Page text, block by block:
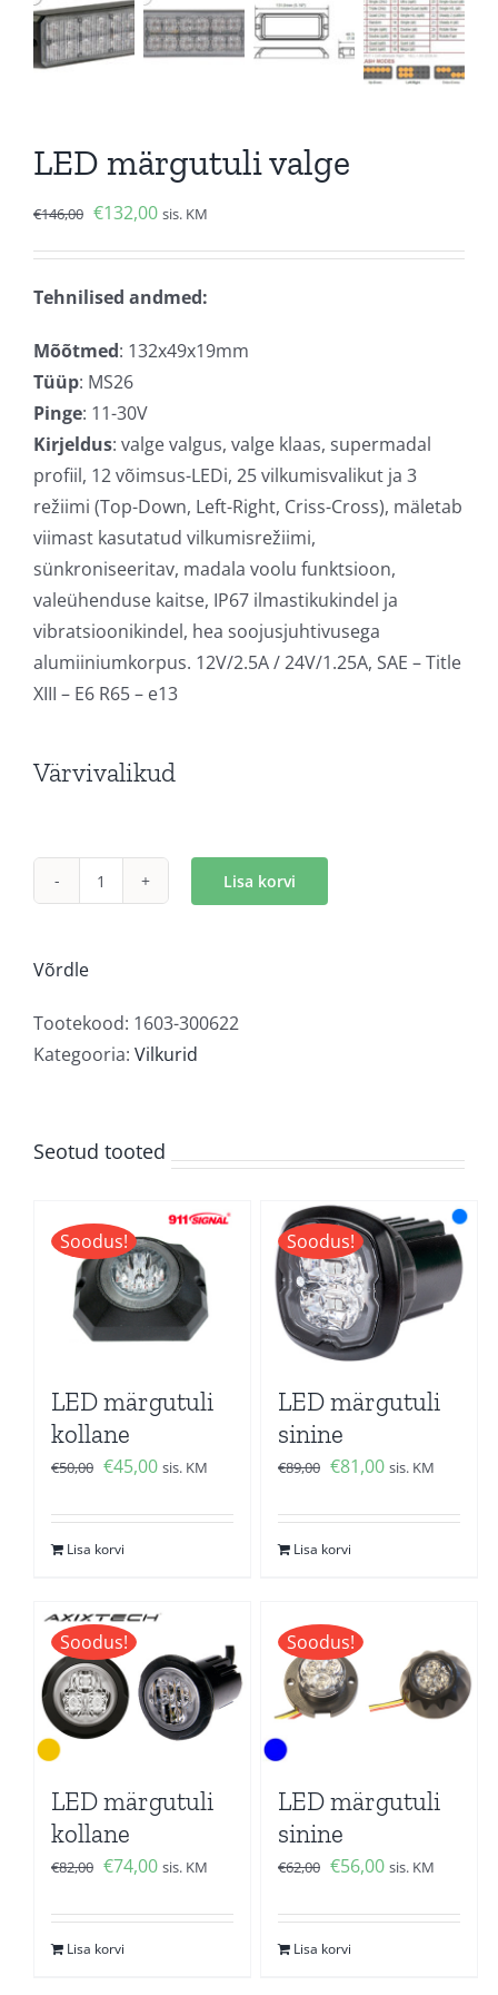
LED märgutuli valge
€146,00 Algne
€146,00.
€132,00Current
€132,00.
sis. KM
Tehnilised andmed:
Mõõtmed: 132x49x19mm
Tüüp: MS26
Pinge: 11-30V
Kirjeldus: valge valgus, valge klaas, supermadal
profiil, 12 võimsus-LEDi, 25 vilkumisvalikut ja 3
režiimi (Top-Down, Left-Right, Criss-Cross), mäletab
viimast kasutatud vilkumisrežiimi,
sünkroniseeritav, madala voolu funktsioon,
valeühenduse kaitse, IP67 ilmastikukindel ja
vibratsioonikindel, hea soojusjuhtivusega
alumiiniumkorpus. 12V/2.5A / 24V/1.25A, SAE – Title
XIII – E6 R65 – e13
Värvivalikud
LED
Lisa korvi
Võrdle
Tootekood: 1603-300622
Kategooria: Vilkurid
Seotud tooted
Soodus!
LED märgutuli
kollane
€50,00 Algne
oli:
€50,00.
€45,00Current
is:
sis. KM
Lisa korvi
Soodus!
LED märgutuli
sinine
€89,00 Algne
oli:
€89,00.
€81,00Current
is:
sis. KM
Lisa korvi
Soodus!
LED märgutuli
kollane
€82,00 Algne
oli:
€82,00.
€74,00Current
is:
sis. KM
Lisa korvi
Soodus!
LED märgutuli
sinine
€62,00 Algne
oli:
€62,00.
€56,00Current
is:
sis. KM
Lisa korvi